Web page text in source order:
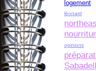
logement
léonard
opinions
Sabadell